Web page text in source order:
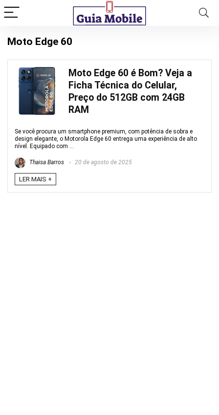
Moto Edge 60
Moto Edge 60 é Bom? Veja a
Ficha Técnica do Celular,
Preço do 512GB com 24GB
RAM
Se você procura um smartphone premium, com potência de sobra e
design elegante, o Motorola Edge 60 entrega uma experiência de alto
nível. Equipado com ...
Thaisa Barros 20 de agosto de 2025
LER MAIS +